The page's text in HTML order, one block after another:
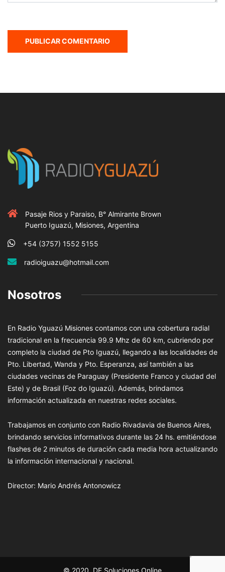
Pasaje Rios y Paraiso, B° Almirante Brown
Puerto Iguazú, Misiones, Argentina
+54 (3757) 1552 5155
radioiguazu@hotmail.com
Nosotros
En Radio Yguazú Misiones contamos con una cobertura radial
tradicional en la frecuencia 99.9 Mhz de 60 km, cubriendo por
completo la ciudad de Pto Iguazú, llegando a las localidades de
Pto. Libertad, Wanda y Pto. Esperanza, así también a las
ciudades vecinas de Paraguay (Presidente Franco y ciudad del
Este) y de Brasil (Foz do Iguazú). Además, brindamos
información actualizada en nuestras redes sociales.
Trabajamos en conjunto con Radio Rivadavia de Buenos Aires,
brindando servicios informativos durante las 24 hs. emitiéndose
flashes de 2 minutos de duración cada media hora actualizando
la información internacional y nacional.
Director: Mario Andrés Antonowicz
© 2020, DF Soluciones Online